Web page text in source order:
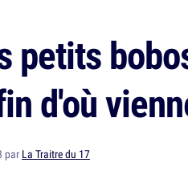
petits
d'où
par La Traitre du 17